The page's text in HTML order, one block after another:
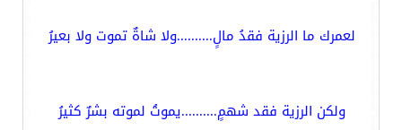
لعمرك ما الرزية فقدُ مالٍ..........ولا شاةٌ تموت ولا بعيرُ
ولكن الرزية فقد شهمٍ..........يموتُ لموته بشرٌ كثيرُ